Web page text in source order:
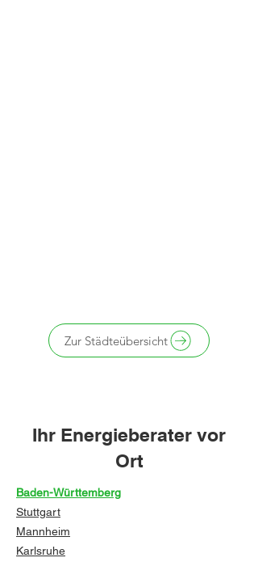
Zur Städteübersicht
Ihr Energieberater vor
Ort
Baden-Württemberg
Stuttgart
Mannheim
Karlsruhe